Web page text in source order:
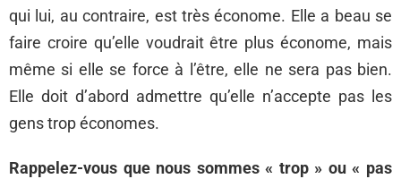
qui lui, au contraire, est très économe. Elle a beau se
faire croire qu’elle voudrait être plus économe, mais
même si elle se force à l’être, elle ne sera pas bien.
Elle doit d’abord admettre qu’elle n’accepte pas les
gens trop économes.
Rappelez-vous que nous sommes « trop » ou « pas